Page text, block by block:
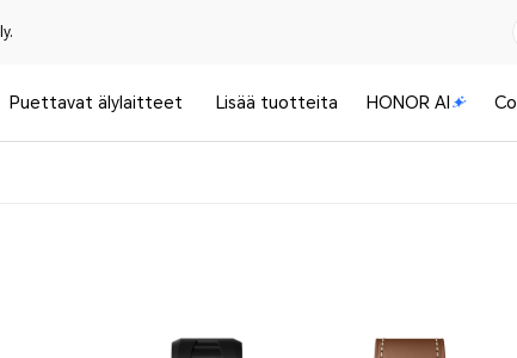
Puettavat älylaitteet Lisää tuotteita HONOR AI